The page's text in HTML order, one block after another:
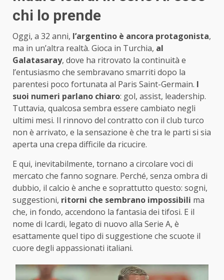
chi lo prende
Oggi, a 32 anni, l’argentino è ancora protagonista,
ma in un’altra realtà. Gioca in Turchia, al
Galatasaray, dove ha ritrovato la continuità e
l’entusiasmo che sembravano smarriti dopo la
parentesi poco fortunata al Paris Saint-Germain. I
suoi numeri parlano chiaro: gol, assist, leadership.
Tuttavia, qualcosa sembra essere cambiato negli
ultimi mesi. Il rinnovo del contratto con il club turco
non è arrivato, e la sensazione è che tra le parti si sia
aperta una crepa difficile da ricucire.
E qui, inevitabilmente, tornano a circolare voci di
mercato che fanno sognare. Perché, senza ombra di
dubbio, il calcio è anche e soprattutto questo: sogni,
suggestioni, ritorni che sembrano impossibili ma
che, in fondo, accendono la fantasia dei tifosi. E il
nome di Icardi, legato di nuovo alla Serie A, è
esattamente quel tipo di suggestione che scuote il
cuore degli appassionati italiani.